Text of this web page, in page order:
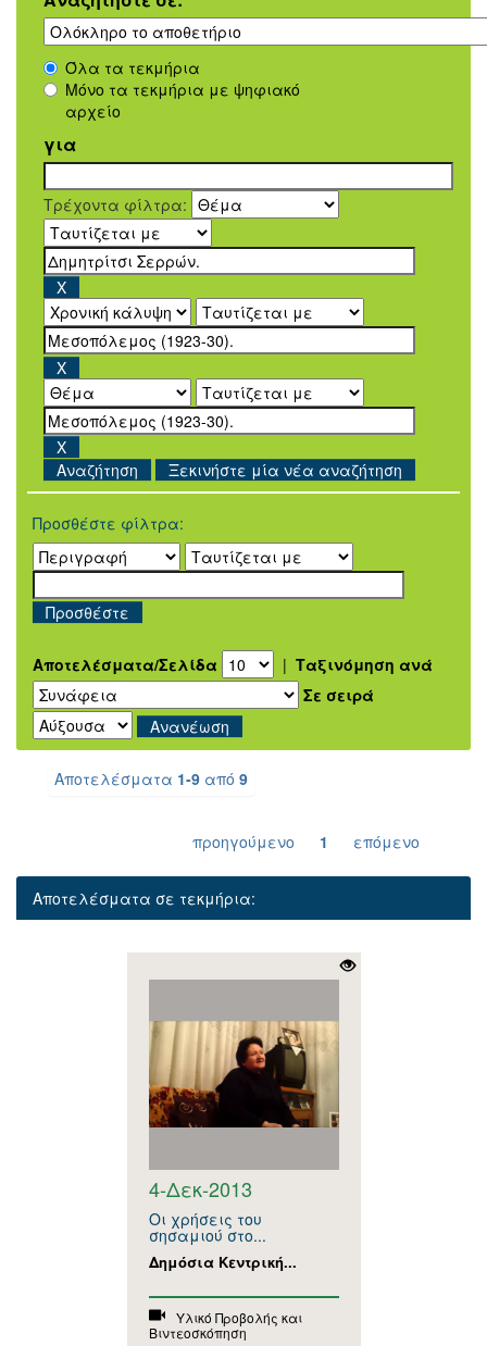
Όλα τα τεκμήρια
Μόνο τα τεκμήρια με ψηφιακό
αρχείο
για
Τρέχοντα φίλτρα:
Ξεκινήστε μία νέα αναζήτηση
Προσθέστε φίλτρα:
Αποτελέσματα/Σελίδα | Ταξινόμηση ανά
Σε σειρά
Αποτελέσματα 1-9 από 9
προηγούμενο 1 επόμενο
Αποτελέσματα σε τεκμήρια:
4-Δεκ-2013
Οι χρήσεις του
σησαμιού στο...
Δημόσια Κεντρική...
Υλικό Προβολής και
Βιντεοσκόπηση